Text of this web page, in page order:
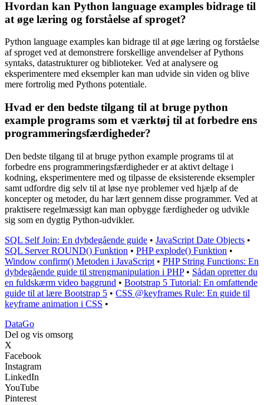
Hvordan kan Python language examples bidrage til
at øge læring og forståelse af sproget?
Python language examples kan bidrage til at øge læring og forståelse
af sproget ved at demonstrere forskellige anvendelser af Pythons
syntaks, datastrukturer og biblioteker. Ved at analysere og
eksperimentere med eksempler kan man udvide sin viden og blive
mere fortrolig med Pythons potentiale.
Hvad er den bedste tilgang til at bruge python
example programs som et værktøj til at forbedre ens
programmeringsfærdigheder?
Den bedste tilgang til at bruge python example programs til at
forbedre ens programmeringsfærdigheder er at aktivt deltage i
kodning, eksperimentere med og tilpasse de eksisterende eksempler
samt udfordre dig selv til at løse nye problemer ved hjælp af de
koncepter og metoder, du har lært gennem disse programmer. Ved at
praktisere regelmæssigt kan man opbygge færdigheder og udvikle
sig som en dygtig Python-udvikler.
SQL Self Join: En dybdegående guide • JavaScript Date Objects •
SQL Server ROUND() Funktion • PHP explode() Funktion •
Window confirm() Metoden i JavaScript • PHP String Functions: En
dybdegående guide til strengmanipulation i PHP• Sådan opretter du
en fuldskærm video baggrund • Bootstrap 5 Tutorial: En omfattende
guide til at lære Bootstrap 5 • CSS @keyframes Rule: En guide til
keyframe animation i CSS •
DataGo
Del og vis omsorg
X
Facebook
Instagram
LinkedIn
YouTube
Pinterest